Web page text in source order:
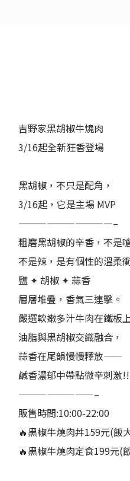
吉野家黑胡椒牛燒肉
3/16起全新狂香登場
黑胡椒，不只是配角，
3/16起，它是主場 MVP
——————————–
粗磨黑胡椒的辛香，不是
不是辣，是有個性的溫柔
鹽 ✦ 胡椒 ✦ 蒜香
層層堆疊，香氣三連擊。
嚴選軟嫩多汁牛肉在鐵板
油脂與黑胡椒交織融合，
蒜香在尾韻慢慢釋放——
鹹香濃郁中帶點微辛刺激!!
————————–
販售時間:10:00-22:00
🔥黑椒牛燒肉丼159元(飯
🔥黑椒牛燒肉定食199元(